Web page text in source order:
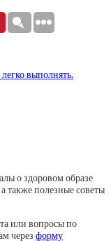
выполнять.
о здоровом образе
также полезные советы
или вопросы по
через форму